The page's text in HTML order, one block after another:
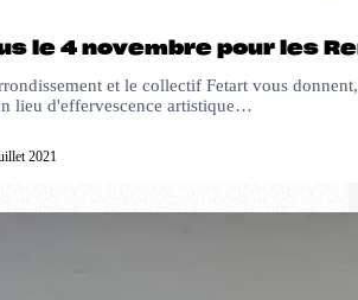
le 4 novembre pour les
et le collectif Fetart vous
lieu d'effervescence artistique…
2021